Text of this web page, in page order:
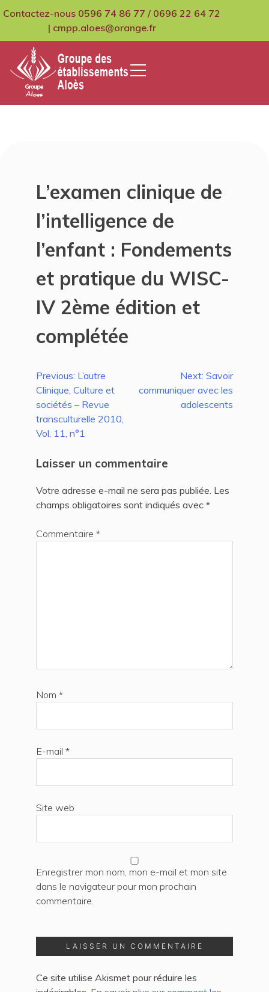
Contactez-nous 0596 74 86 77 / 0696 22 64 72
| cmpp.aloes@orange.fr
GCMPIH Aloes
L’examen clinique de
l’intelligence de
l’enfant : Fondements
et pratique du WISC-
IV 2ème édition et
complétée
Navigation
de
l’article
Previous: L’autre
Clinique, Culture et
sociétés – Revue
transculturelle 2010,
Vol. 11, n°1
Next: Savoir
communiquer avec les
adolescents
Laisser un commentaire
Votre adresse e-mail ne sera pas publiée. Les
champs obligatoires sont indiqués avec *
Commentaire *
Nom *
E-mail *
Site web
Enregistrer mon nom, mon e-mail et mon site
dans le navigateur pour mon prochain
commentaire.
Ce site utilise Akismet pour réduire les